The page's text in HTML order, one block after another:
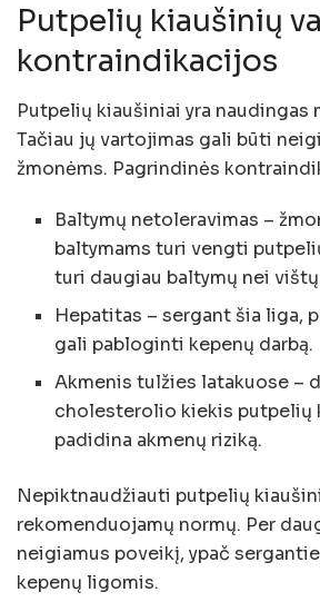
Putpelių kiaušinių
kontraindikacijos
Putpelių kiaušiniai yra naudingas
Tačiau jų vartojimas gali būti
žmonėms. Pagrindinės
Baltymų netoleravimas –
baltymams turi vengti
turi daugiau baltymų nei
Hepatitas – sergant šia liga,
gali pabloginti kepenų darbą.
Akmenis tulžies latakuose –
cholesterolio kiekis putpelių
padidina akmenų riziką.
Nepiktnaudžiauti putpelių
rekomenduojamų normų. Per
neigiamus poveikį, ypač
kepenų ligomis.